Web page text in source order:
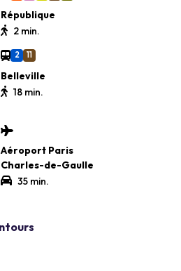
République
2 min.
2 11
Belleville
18 min.
Aéroport Paris
Charles-de-Gaulle
35 min.